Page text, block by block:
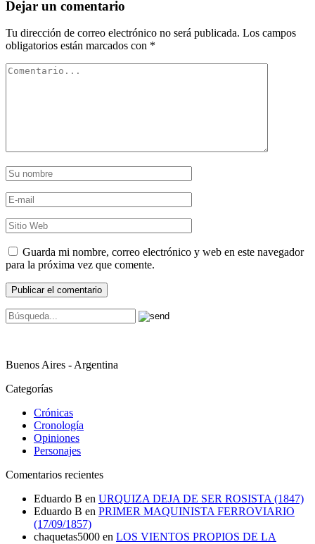
Dejar un comentario
Tu dirección de correo electrónico no será publicada. Los campos
obligatorios están marcados con *
Guarda mi nombre, correo electrónico y web en este navegador
para la próxima vez que comente.
Buenos Aires - Argentina
Categorías
Crónicas
Cronología
Opiniones
Personajes
Comentarios recientes
Eduardo B en URQUIZA DEJA DE SER ROSISTA (1847)
Eduardo B en PRIMER MAQUINISTA FERROVIARIO
(17/09/1857)
chaquetas5000 en LOS VIENTOS PROPIOS DE LA